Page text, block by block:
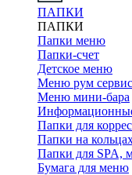
ПАПКИ
ПАПКИ
Папки меню
Папки-счет
Детское меню
Меню рум сервис
Меню мини-бара
Папки для
Папки на
Папки для SPA,
Бумага для меню